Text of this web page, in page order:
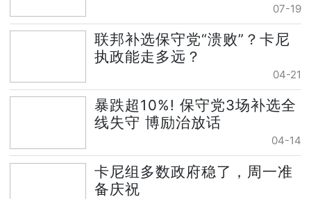
07-19
联邦补选保守党“溃败”？卡尼
执政能走多远？
04-21
暴跌超10%! 保守党3场补选全
线失守 博励治放话
04-14
卡尼组多数政府稳了，周一准
备庆祝